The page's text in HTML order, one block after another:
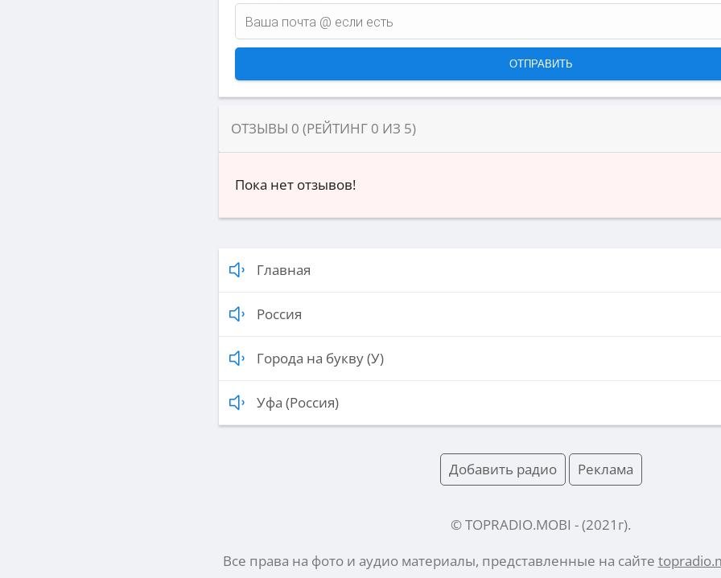
ОТЗЫВЫ 0 (РЕЙТИНГ 0 ИЗ 5)
Пока нет отзывов!
Главная
Россия
Города на букву (У)
Уфа (Россия)
Добавить радио Реклама
© TOPRADIO.MOBI - (2021 г).
Все права на фото и аудио материалы, представленные на сайте